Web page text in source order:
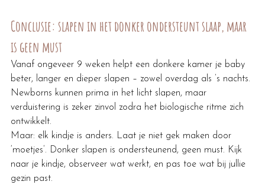
Conclusie: slapen in het donker ondersteunt slaap, maar
is geen must
Vanaf ongeveer 9 weken helpt een donkere kamer je baby
beter, langer en dieper slapen – zowel overdag als ’s nachts.
Newborns kunnen prima in het licht slapen, maar
verduistering is zeker zinvol zodra het biologische ritme zich
ontwikkelt.
Maar: elk kindje is anders. Laat je niet gek maken door
‘moetjes’. Donker slapen is ondersteunend, geen must. Kijk
naar je kindje, observeer wat werkt, en pas toe wat bij jullie
gezin past.